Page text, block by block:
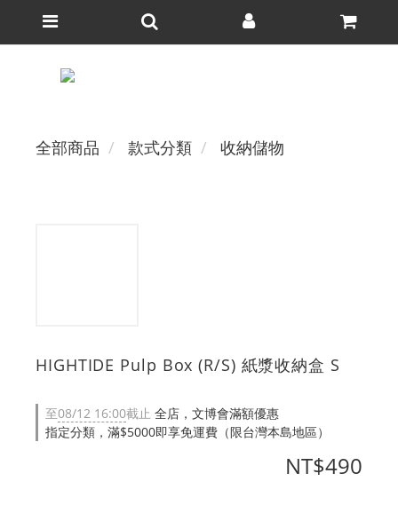
全部商品 款式分類 收納儲物
HIGHTIDE Pulp Box (R/S) 紙漿收納盒 S
至08/12 16:00截止 全店，文博會滿額優惠
指定分類，滿$5000即享免運費（限台灣本島地區）
NT$490